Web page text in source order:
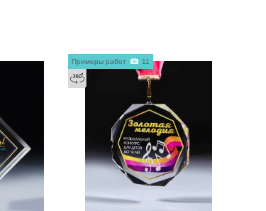
Примеры работ 11